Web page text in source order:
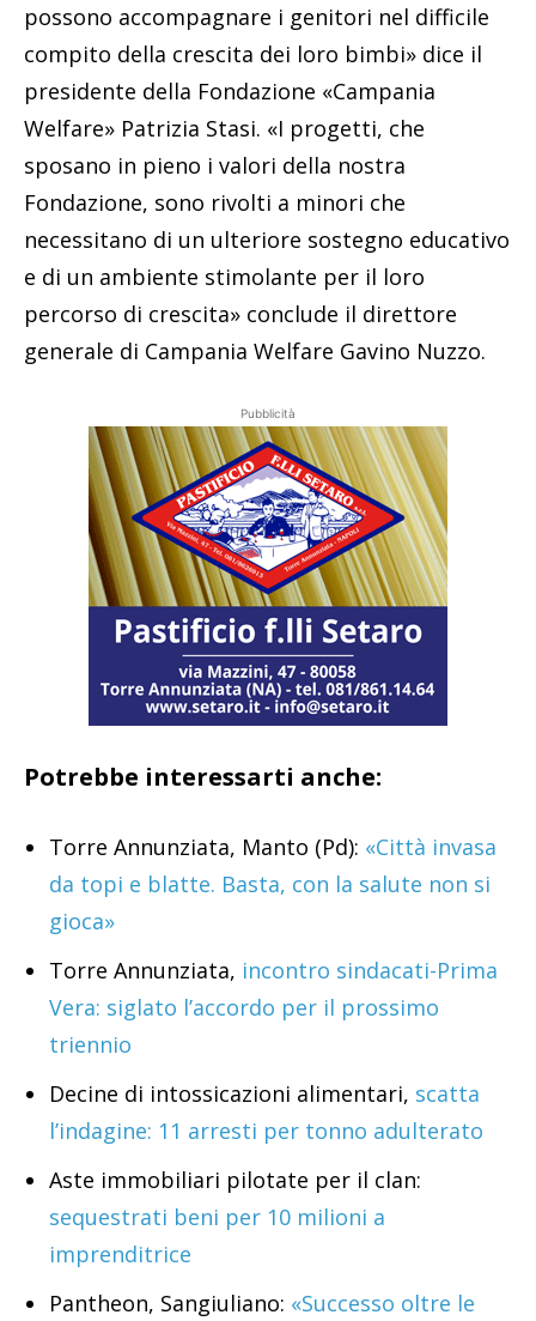
possono accompagnare i genitori nel difficile
compito della crescita dei loro bimbi» dice il
presidente della Fondazione «Campania
Welfare» Patrizia Stasi. «I progetti, che
sposano in pieno i valori della nostra
Fondazione, sono rivolti a minori che
necessitano di un ulteriore sostegno educativo
e di un ambiente stimolante per il loro
percorso di crescita» conclude il direttore
generale di Campania Welfare Gavino Nuzzo.
Pubblicità
Potrebbe interessarti anche:
Torre Annunziata, Manto (Pd): «Città invasa
da topi e blatte. Basta, con la salute non si
gioca»
Torre Annunziata, incontro sindacati-Prima
Vera: siglato l’accordo per il prossimo
triennio
Decine di intossicazioni alimentari, scatta
l’indagine: 11 arresti per tonno adulterato
Aste immobiliari pilotate per il clan:
sequestrati beni per 10 milioni a
imprenditrice
Pantheon, Sangiuliano: «Successo oltre le